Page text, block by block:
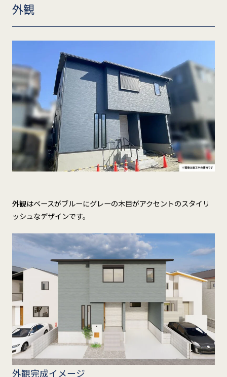
外観
外観はベースがブルーにグレーの木目がアクセントのスタイリ
ッシュなデザインです。
外観完成イメージ